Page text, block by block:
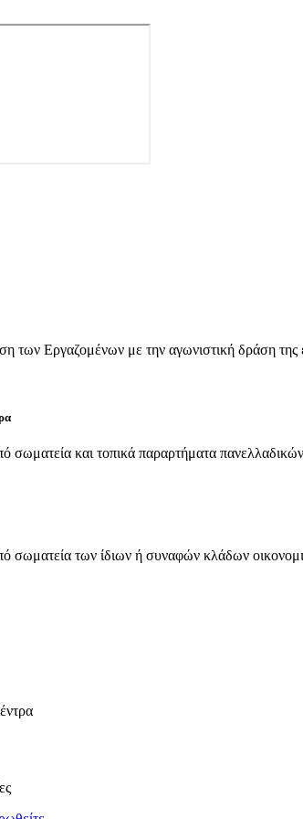
Εργαζομένων με την αγωνιστική δράση της
σωματεία και τοπικά παραρτήματα
σωματεία των ίδιων ή συναφών κλάδων